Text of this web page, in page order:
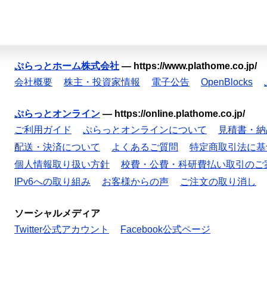
ぷらっとホーム株式会社 — https://www.plathome.co.jp/
会社概要
株主・投資家情報 電子公告 OpenBlocks
ぷらっとオンライン — https://online.plathome.co.jp/
ご利用ガイド
ぷらっとオンラインについて
見積書・
配送・決済について
よくあるご質問
特定商取引法に
個人情報取り扱い方針
校費・公費・科研費払い取引のご
IPv6への取り組み
お客様からの声 ご注文の取り消し
ソーシャルメディア
Twitter公式アカウント
Facebook公式ページ